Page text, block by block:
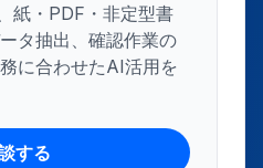
紙・PDF・非定型書
タ抽出、確認作業の
に合わせたAI活用を
する